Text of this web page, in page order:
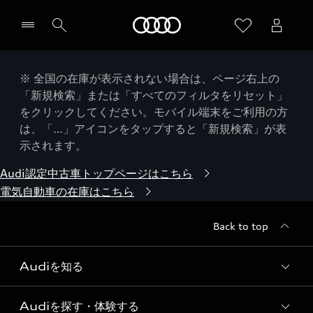
※ 全国の在庫が表示されない場合は、ページ右上の
「新規検索」または「すべてのフィルタをリセット」
をクリックしてください。モバイル端末をご利用の方
は、「…」アイコンをタップすると「新規検索」が表
示されます。
Audi認定中古車トップページはこちら
電気自動車の在庫はこちら
Back to top
Audiを知る
Audiを探す・体験する